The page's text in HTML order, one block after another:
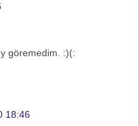
göremedim. :)(:
18:46